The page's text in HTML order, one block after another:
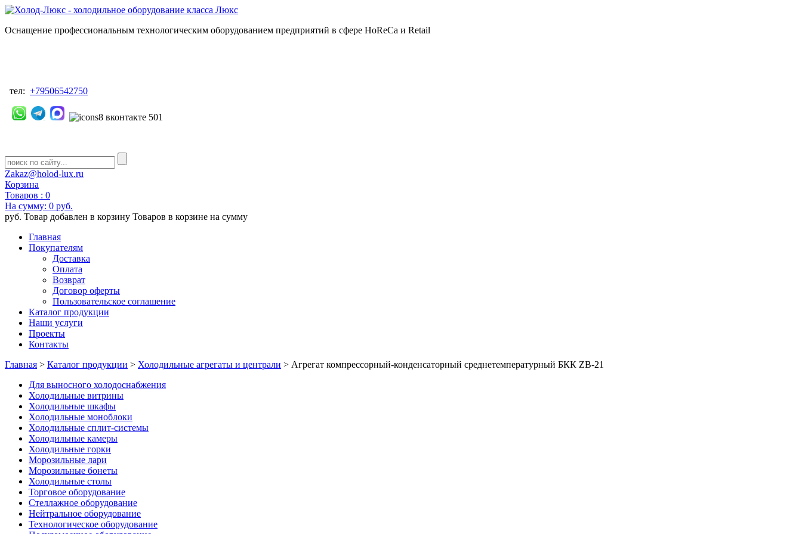
Оснащение профессиональным технологическим оборудованием предприятий в сфере HoReCa и Retail
тел: +79506542750
Zakaz@holod-lux.ru
Корзина
Товаров : 0
На сумму: 0 руб.
руб. Товар добавлен в корзину Товаров в корзине на сумму
Главная
Покупателям
Доставка
Оплата
Возврат
Договор оферты
Пользовательское соглашение
Каталог продукции
Наши услуги
Проекты
Контакты
Главная > Каталог продукции > Холодильные агрегаты и централи > Агрегат компрессорный-конденсаторный среднетемпературный БКК ZB-21
Для выносного холодоснабжения
Холодильные витрины
Холодильные шкафы
Холодильные моноблоки
Холодильные сплит-системы
Холодильные камеры
Холодильные горки
Морозильные лари
Морозильные бонеты
Холодильные столы
Торговое оборудование
Стеллажное оборудование
Нейтральное оборудование
Технологическое оборудование